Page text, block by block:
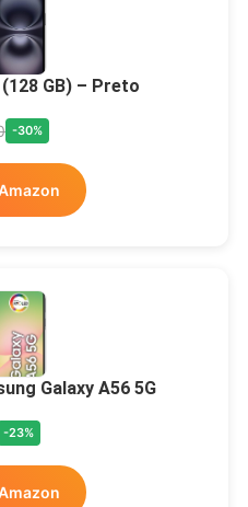
GB) – Preto
-30%
Galaxy A56 5G
-23%